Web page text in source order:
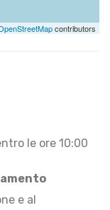
contributors
le ore 10:00
e al